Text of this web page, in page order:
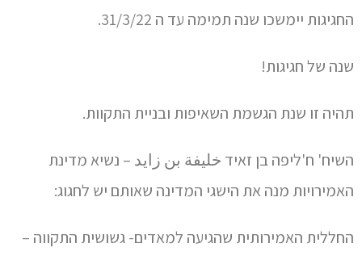
החגיגות יימשכו שנה תמימה עד ה 31/3/22.
שנה של חגיגות!
תהיה זו שנת הגשמת השאיפות ובניית התקוות.
השיח' ח'ליפה בן זאיד خليفة بن زايد – נשיא מדינת
האמירויות מנה את הישגי המדינה שאותם יש לחגוג:
החללית האמירותית שהגיעה למאדים- גשושית התקווה –